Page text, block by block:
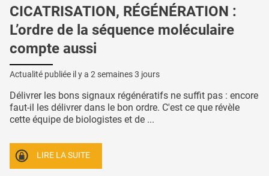
CICATRISATION, RÉGÉNÉRATION :
L’ordre de la séquence moléculaire
compte aussi
Actualité publiée il y a 2 semaines 3 jours
Délivrer les bons signaux régénératifs ne suffit pas : encore
faut-il les délivrer dans le bon ordre. C'est ce que révèle
cette équipe de biologistes et de ...
LIRE LA SUITE